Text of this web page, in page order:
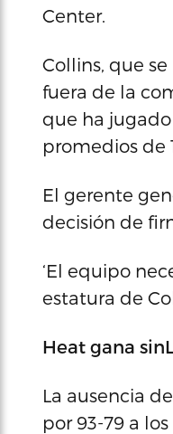
Center.
Collins, que
fuera de la
que ha jugado
promedios de
El gerente
decisión de
‘El equipo
estatura de
Heat gana
La ausencia
por 93-79 a